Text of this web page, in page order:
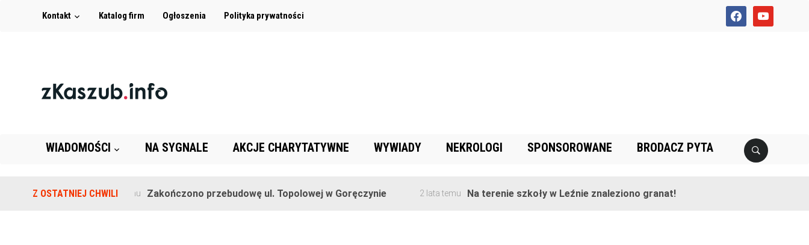
facebookyoutube
Kontakt Katalog firm Ogłoszenia Polityka prywatności
WIADOMOŚCI NA SYGNALE AKCJE CHARYTATYWNE WYWIADY NEKROLOGI SPONSOROWANE BRODACZ PYTA
Z OSTATNIEJ CHWILI
2 lata temu Zakończono przebudowę ul. Topolowej w Goręczynie 2 lata temu Na terenie szkoły w Leźnie znaleziono granat!